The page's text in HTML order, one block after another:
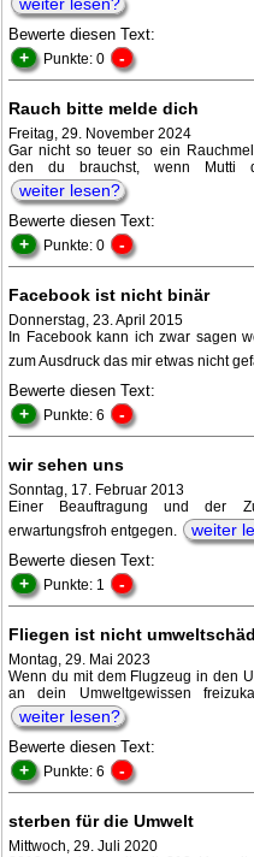
weiter lesen?
Bewerte diesen Text:
+ Punkte: 0 -
Rauch bitte melde dich
Freitag, 29. November 2024
Gar nicht so teuer so ein
den du brauchst, wenn Mutti
weiter lesen?
Bewerte diesen Text:
+ Punkte: 0 -
Facebook ist nicht binär
Donnerstag, 23. April 2015
In Facebook kann ich zwar sagen
zum Ausdruck das mir etwas nicht
Bewerte diesen Text:
+ Punkte: 6 -
wir sehen uns
Sonntag, 17. Februar 2013
Einer Beauftragung und der
erwartungsfroh entgegen.
weiter
Bewerte diesen Text:
+ Punkte: 1 -
Fliegen ist nicht
Montag, 29. Mai 2023
Wenn du mit dem Flugzeug in den
an dein Umweltgewissen
weiter lesen?
Bewerte diesen Text:
+ Punkte: 6 -
sterben für die Umwelt
Mittwoch, 29. Juli 2020